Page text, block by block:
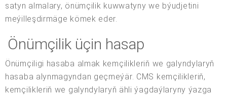
satyn almalary, önümçilik kuwwatyny we býudjetini
meýilleşdirmäge kömek eder.
Önümçilik üçin hasap
Önümçiligi hasaba almak kemçilikleriň we galyndylaryň
hasaba alynmagyndan geçmeýär. CMS kemçilikleriň,
kemçilikleriň we galyndylaryň ähli ýagdaýlaryny ýazga